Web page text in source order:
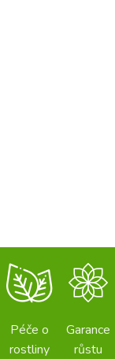
Péče o
rostliny
Garance
růstu